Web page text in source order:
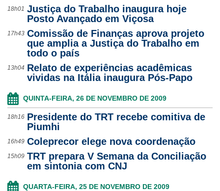
18h01 Justiça do Trabalho inaugura hoje
Posto Avançado em Viçosa
17h43 Comissão de Finanças aprova projeto
que amplia a Justiça do Trabalho em
todo o país
13h04 Relato de experiências acadêmicas
vividas na Itália inaugura Pós-Papo
QUINTA-FEIRA, 26 DE NOVEMBRO DE 2009
18h16 Presidente do TRT recebe comitiva de
Piumhi
16h49 Coleprecor elege nova coordenação
15h09 TRT prepara V Semana da Conciliação
em sintonia com CNJ
QUARTA-FEIRA, 25 DE NOVEMBRO DE 2009